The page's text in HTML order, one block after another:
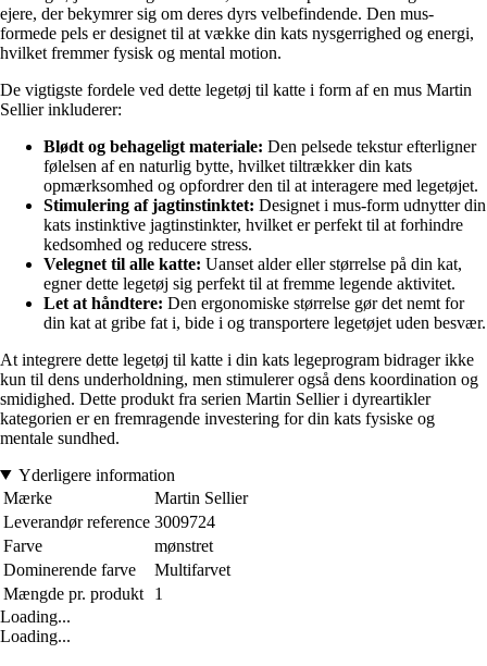
ejere, der bekymrer sig om deres dyrs velbefindende. Den mus-
formede pels er designet til at vække din kats nysgerrighed og energi,
hvilket fremmer fysisk og mental motion.
De vigtigste fordele ved dette legetøj til katte i form af en mus Martin
Sellier inkluderer:
Blødt og behageligt materiale: Den pelsede tekstur efterligner
følelsen af en naturlig bytte, hvilket tiltrækker din kats
opmærksomhed og opfordrer den til at interagere med legetøjet.
Stimulering af jagtinstinktet: Designet i mus-form udnytter din
kats instinktive jagtinstinkter, hvilket er perfekt til at forhindre
kedsomhed og reducere stress.
Velegnet til alle katte: Uanset alder eller størrelse på din kat,
egner dette legetøj sig perfekt til at fremme legende aktivitet.
Let at håndtere: Den ergonomiske størrelse gør det nemt for
din kat at gribe fat i, bide i og transportere legetøjet uden besvær.
At integrere dette legetøj til katte i din kats legeprogram bidrager ikke
kun til dens underholdning, men stimulerer også dens koordination og
smidighed. Dette produkt fra serien Martin Sellier i dyreartikler
kategorien er en fremragende investering for din kats fysiske og
mentale sundhed.
Yderligere information
Mærke
Martin Sellier
Leverandør reference 3009724
Farve
mønstret
Dominerende farve
Multifarvet
Mængde pr. produkt
1
Loading...
Loading...